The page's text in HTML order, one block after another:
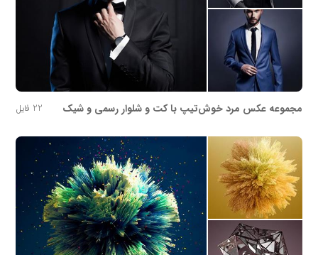
مجموعه عکس مرد خوش‌تیپ با کت و شلوار رسمی و شیک 22 فایل